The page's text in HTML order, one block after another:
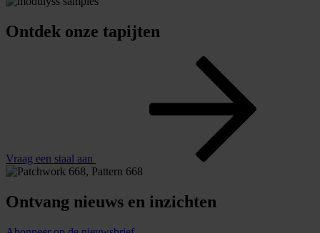
Ontdek onze tapijten
Vraag een staal aan
Ontvang nieuws en inzichten